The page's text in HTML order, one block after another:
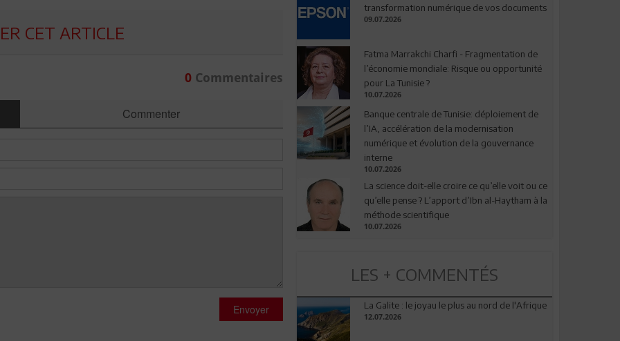
CET ARTICLE
0Commentaires
Commenter
Envoyer
transformation numérique de vos documents
09.07.2026
Fatma Marrakchi Charfi - Fragmentation de
l’économie mondiale: Risque ou opportunité
pour La Tunisie ?
10.07.2026
Banque centrale de Tunisie: déploiement de
l’IA, accélération de la modernisation
numérique et évolution de la gouvernance
interne
10.07.2026
La science doit-elle croire ce qu’elle voit ou ce
qu’elle pense ? L’apport d’Ibn al-Haytham à la
méthode scientifique
10.07.2026
LES + COMMENTÉS
La Galite : le joyau le plus au nord de l'Afrique
12.07.2026